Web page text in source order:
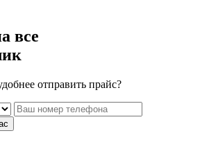
все
отправить прайс?